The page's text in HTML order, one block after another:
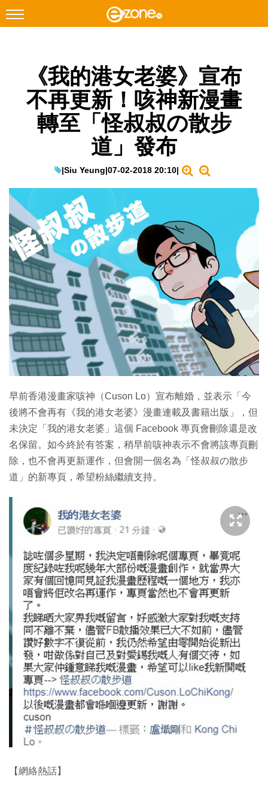
Facebook Instagram
科技焦點
網絡生活
EduTech
IT Times
生成式AI與雲端應用
Enterprise Digital Transformation
特集
《我的港女老婆》宣布
不再更新！咳神新漫畫
轉至「怪叔叔の散步
道」發布
|Siu Yeung|07-02-2018 20:10|
早前香港漫畫家咳神（Cuson Lo）宣布離婚，並表示「今
後將不會再有《我的港女老婆》漫畫連載及書籍出版」，但
未決定「我的港女老婆」這個 Facebook 專頁會刪除還是改
名保留。如今終於有答案，稍早前咳神表示不會將該專頁刪
除，也不會再更新運作，但會開一個名為「怪叔叔の散步
道」的新專頁，希望粉絲繼續支持。
【網絡熱話】